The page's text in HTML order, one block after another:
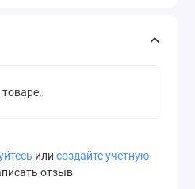
или создайте учетную
отзыв